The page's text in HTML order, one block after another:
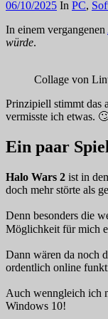
06/10/2025 In PC,
In einem vergangenen
würde.
Collage von
Prinzipiell stimmt das
vermisste ich etwas.
Ein paar
Halo Wars 2 ist in
doch mehr störte als
Denn besonders die
Möglichkeit für mich
Dann wären da noch
ordentlich online
Auch wenngleich ich
Windows 10!